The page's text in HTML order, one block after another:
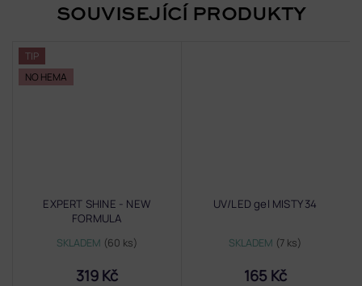
SOUVISEJÍCÍ PRODUKTY
TIP
NO HEMA
EXPERT SHINE - NEW
FORMULA
SKLADEM (60 ks)
319 Kč
UV/LED gel MISTY 34
SKLADEM (7 ks)
165 Kč